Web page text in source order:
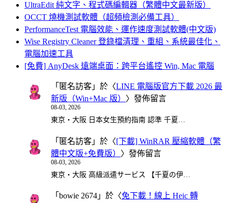
UltraEdit 純文字、程式碼編輯器（繁體中文最新版）
OCCT 燒機測試軟體（超頻檢測必備工具）
PerformanceTest 電腦效能、運作速度測試軟體(中文版)
Wise Registry Cleaner 登錄檔清理、重組、系統最佳化、
電腦加速工具
[免費] AnyDesk 遠端桌面：跨平台遙控 Win, Mac 電腦
「 匿名訪客 」於〈LINE 電腦版官方下載 2026 最
新版（Win+Mac 版） 〉發佈留言
08-03, 2026
東京・大阪 日本女生預約指南 認準 千夏…
「 匿名訪客 」於〈[下載] WinRAR 壓縮軟體（繁
體中文版+免費版） 〉發佈留言
08-03, 2026
東京・大阪 高級派遣サービス 【千夏の伊…
「 bowie 2674 」於〈免下載！線上 Heic 轉